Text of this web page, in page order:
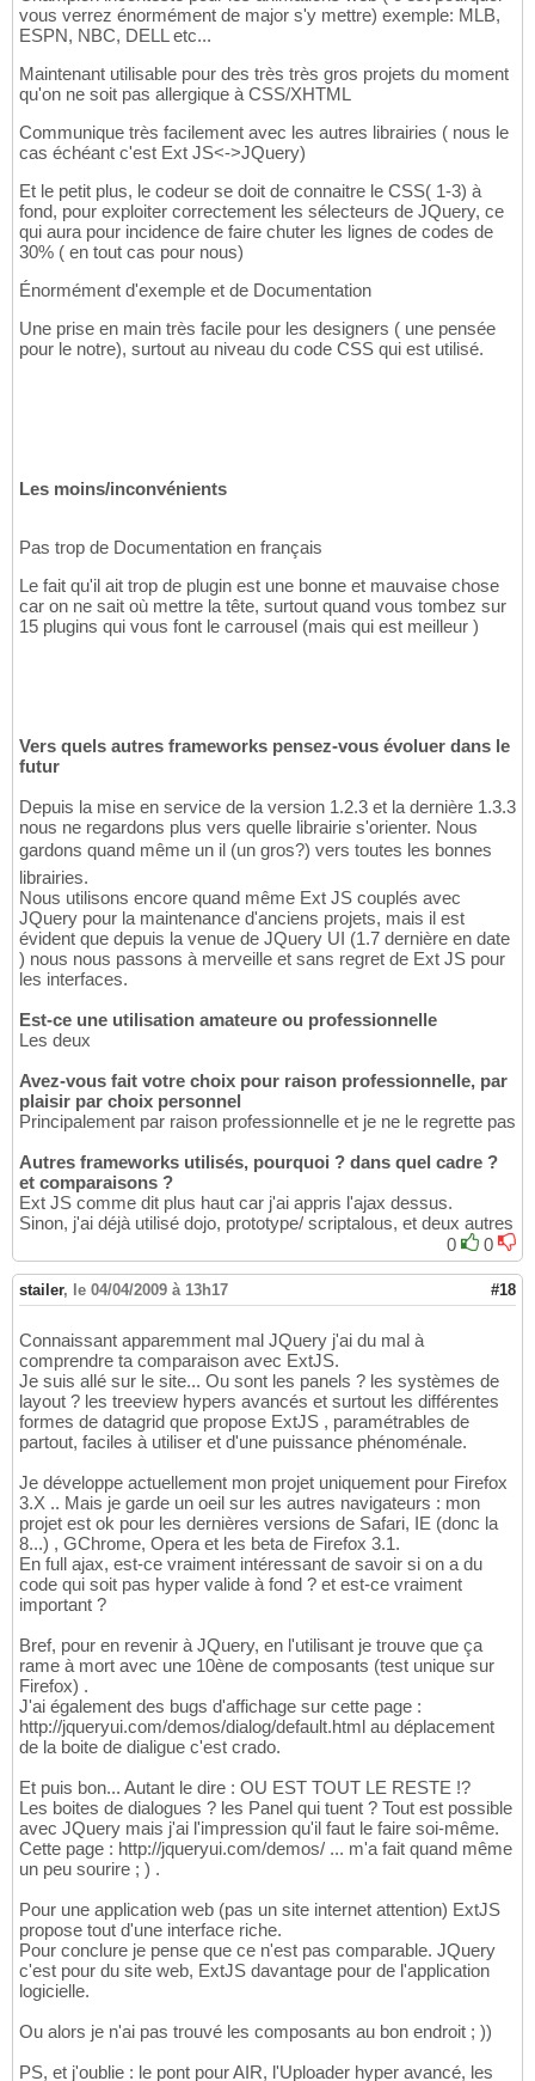
vous verrez énormément de major s'y mettre) exemple: MLB,
ESPN, NBC, DELL etc...
Maintenant utilisable pour des très très gros projets du moment
qu'on ne soit pas allergique à CSS/XHTML
Communique très facilement avec les autres librairies ( nous le
cas échéant c'est Ext JS<->JQuery)
Et le petit plus, le codeur se doit de connaitre le CSS( 1-3) à
fond, pour exploiter correctement les sélecteurs de JQuery, ce
qui aura pour incidence de faire chuter les lignes de codes de
30% ( en tout cas pour nous)
Énormément d'exemple et de Documentation
Une prise en main très facile pour les designers ( une pensée
pour le notre), surtout au niveau du code CSS qui est utilisé.
Les moins/inconvénients
Pas trop de Documentation en français
Le fait qu'il ait trop de plugin est une bonne et mauvaise chose
car on ne sait où mettre la tête, surtout quand vous tombez sur
15 plugins qui vous font le carrousel (mais qui est meilleur )
Vers quels autres frameworks pensez-vous évoluer dans le
futur
Depuis la mise en service de la version 1.2.3 et la dernière 1.3.3
nous ne regardons plus vers quelle librairie s'orienter. Nous
gardons quand même un il (un gros?) vers toutes les bonnes
librairies.
Nous utilisons encore quand même Ext JS couplés avec
JQuery pour la maintenance d'anciens projets, mais il est
évident que depuis la venue de JQuery UI (1.7 dernière en date
) nous nous passons à merveille et sans regret de Ext JS pour
les interfaces.
Est-ce une utilisation amateure ou professionnelle
Les deux
Avez-vous fait votre choix pour raison professionnelle, par
plaisir par choix personnel
Principalement par raison professionnelle et je ne le regrette pas
Autres frameworks utilisés, pourquoi ? dans quel cadre ?
et comparaisons ?
Ext JS comme dit plus haut car j'ai appris l'ajax dessus.
Sinon, j'ai déjà utilisé dojo, prototype/ scriptalous, et deux autres
0
0
stailer, le 04/04/2009 à 13h17 #18
Connaissant apparemment mal JQuery j'ai du mal à
comprendre ta comparaison avec ExtJS.
Je suis allé sur le site... Ou sont les panels ? les systèmes de
layout ? les treeview hypers avancés et surtout les différentes
formes de datagrid que propose ExtJS , paramétrables de
partout, faciles à utiliser et d'une puissance phénoménale.
Je développe actuellement mon projet uniquement pour Firefox
3.X .. Mais je garde un oeil sur les autres navigateurs : mon
projet est ok pour les dernières versions de Safari, IE (donc la
8...) , GChrome, Opera et les beta de Firefox 3.1.
En full ajax, est-ce vraiment intéressant de savoir si on a du
code qui soit pas hyper valide à fond ? et est-ce vraiment
important ?
Bref, pour en revenir à JQuery, en l'utilisant je trouve que ça
rame à mort avec une 10ène de composants (test unique sur
Firefox) .
J'ai également des bugs d'affichage sur cette page :
http://jqueryui.com/demos/dialog/default.html au déplacement
de la boite de dialigue c'est crado.
Et puis bon... Autant le dire : OU EST TOUT LE RESTE !?
Les boites de dialogues ? les Panel qui tuent ? Tout est possible
avec JQuery mais j'ai l'impression qu'il faut le faire soi-même.
Cette page : http://jqueryui.com/demos/ ... m'a fait quand même
un peu sourire ; ) .
Pour une application web (pas un site internet attention) ExtJS
propose tout d'une interface riche.
Pour conclure je pense que ce n'est pas comparable. JQuery
c'est pour du site web, ExtJS davantage pour de l'application
logicielle.
Ou alors je n'ai pas trouvé les composants au bon endroit ; ))
PS, et j'oublie : le pont pour AIR, l'Uploader hyper avancé, les